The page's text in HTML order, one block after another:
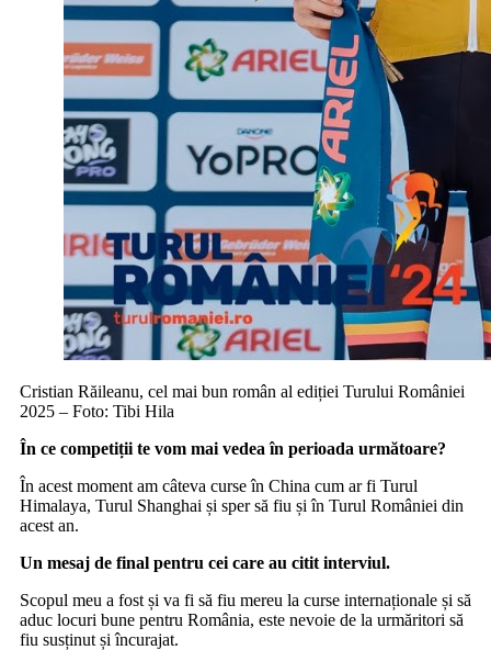
Cristian Răileanu, cel mai bun român al ediției Turului României
2025 – Foto: Tibi Hila
În ce competiții te vom mai vedea în perioada următoare?
În acest moment am câteva curse în China cum ar fi Turul
Himalaya, Turul Shanghai și sper să fiu și în Turul României din
acest an.
Un mesaj de final pentru cei care au citit interviul.
Scopul meu a fost și va fi să fiu mereu la curse internaționale și să
aduc locuri bune pentru România, este nevoie de la urmăritori să
fiu susținut și încurajat.